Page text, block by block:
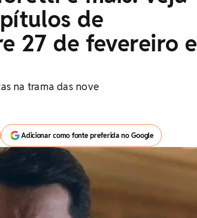
de
27 de fevereiro e
na trama das nove
Adicionar como fonte preferida no Google